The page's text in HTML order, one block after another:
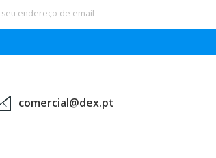
comercial@dex.pt